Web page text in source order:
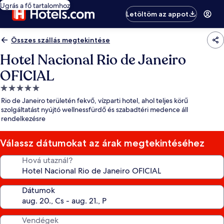
Ugrás a fő tartalomhoz
Letöltöm az appot
Összes szállás megtekintése
Hotel Nacional Rio de Janeiro
OFICIAL
5.0
csillagos
szálláshely
Rio de Janeiro területén fekvő, vízparti hotel, ahol teljes körű
szolgáltatást nyújtó wellnessfürdő és szabadtéri medence áll
rendelkezésre
Válassz dátumokat az árak megtekintéséhez
Hová utaznál?
Dátumok
Vendégek